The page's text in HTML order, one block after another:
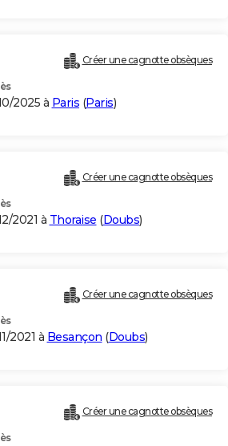
Créer une cagnotte obsèques
2025 à Paris (Paris)
Créer une cagnotte obsèques
2021 à Thoraise (Doubs)
Créer une cagnotte obsèques
2021 à Besançon (Doubs)
Créer une cagnotte obsèques